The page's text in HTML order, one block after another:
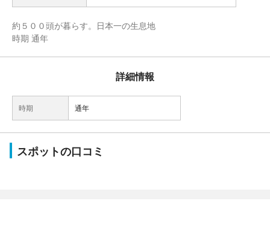
約５００頭が暮らす。日本一の生息地
時期 通年
詳細情報
時期 通年
スポットの口コミ